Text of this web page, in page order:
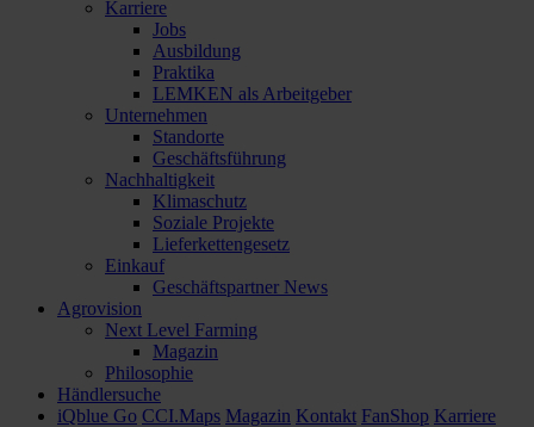
Karriere
Jobs
Ausbildung
Praktika
LEMKEN als Arbeitgeber
Unternehmen
Standorte
Geschäftsführung
Nachhaltigkeit
Klimaschutz
Soziale Projekte
Lieferkettengesetz
Einkauf
Geschäftspartner News
Agrovision
Next Level Farming
Magazin
Philosophie
Händlersuche
iQblue Go CCI.Maps Magazin Kontakt FanShop Karriere